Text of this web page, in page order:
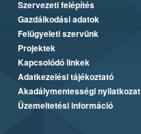
Szervezeti felépítés
Gazdálkodási adatok
Felügyeleti szervünk
Projektek
Kapcsolódó linkek
Adatkezelési tájékoztató
Akadálymentességi nyilatkozat
Üzemeltetési információ